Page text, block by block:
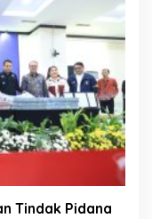
Tindak Pidana